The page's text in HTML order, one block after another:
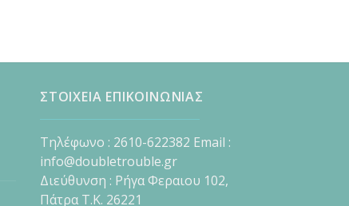
ΣΤΟΙΧΕΙΑ ΕΠΙΚΟΙΝΩΝΙΑΣ
Τηλέφωνο : 2610-622382 Email :
info@doubletrouble.gr
Διεύθυνση : Ρήγα Φεραιου 102,
Πάτρα Τ.Κ. 26221